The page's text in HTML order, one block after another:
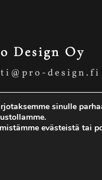
Design Oy
design.fi
896 7003
sinulle
evästeistä tai